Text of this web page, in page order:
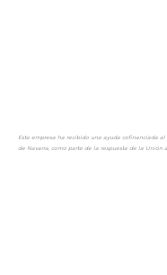
Esta empresa ha recibido una ayuda cofinanciada al
de Navarra, como parte de la respuesta de la Unión